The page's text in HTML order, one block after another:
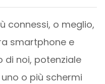
connessi, o meglio,
smartphone e
di noi, potenziale
o più schermi